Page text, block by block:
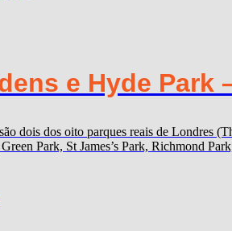
e Hyde Park
dois dos oito parques reais de Londres
Green Park, St James’s Park, Richmond